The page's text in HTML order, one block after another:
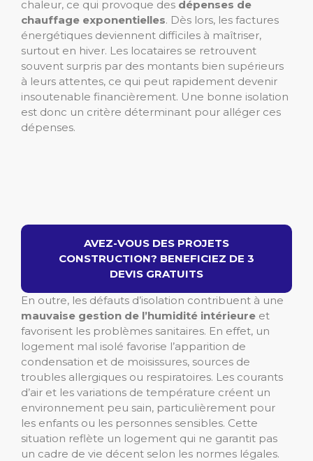
chaleur, ce qui provoque des dépenses de
chauffage exponentielles. Dès lors, les factures
énergétiques deviennent difficiles à maîtriser,
surtout en hiver. Les locataires se retrouvent
souvent surpris par des montants bien supérieurs
à leurs attentes, ce qui peut rapidement devenir
insoutenable financièrement. Une bonne isolation
est donc un critère déterminant pour alléger ces
dépenses.
AVEZ-VOUS DES PROJETS
CONSTRUCTION? BENEFICIEZ DE 3
DEVIS GRATUITS
En outre, les défauts d’isolation contribuent à une
mauvaise gestion de l’humidité intérieure et
favorisent les problèmes sanitaires. En effet, un
logement mal isolé favorise l’apparition de
condensation et de moisissures, sources de
troubles allergiques ou respiratoires. Les courants
d’air et les variations de température créent un
environnement peu sain, particulièrement pour
les enfants ou les personnes sensibles. Cette
situation reflète un logement qui ne garantit pas
un cadre de vie décent selon les normes légales.